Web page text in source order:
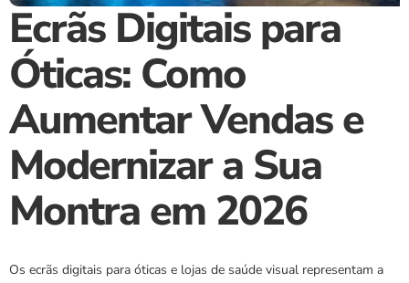
Ecrãs Digitais para
Óticas: Como
Aumentar Vendas e
Modernizar a Sua
Montra em 2026
Os ecrãs digitais para óticas e lojas de saúde visual representam a